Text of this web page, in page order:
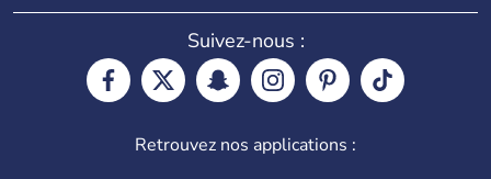
Suivez-nous :
Retrouvez nos applications :